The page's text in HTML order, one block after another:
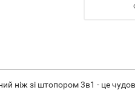
ніж зі штопором 3в1 - це